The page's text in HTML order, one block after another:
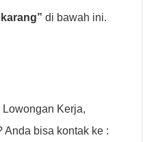
di bawah ini.
Kerja,
Anda bisa kontak ke :